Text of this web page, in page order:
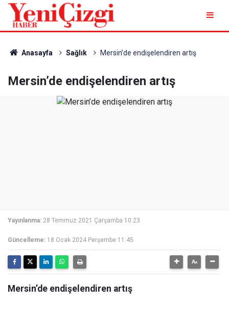
Anasayfa Sağlık Mersin’de endişelendiren artış
Mersin’de endişelendiren artış
Yayınlanma: 28 Temmuz 2021 Çarşamba 10:23
Güncelleme: 18 Ocak 2024 Perşembe 11:45
Mersin’de endişelendiren artış